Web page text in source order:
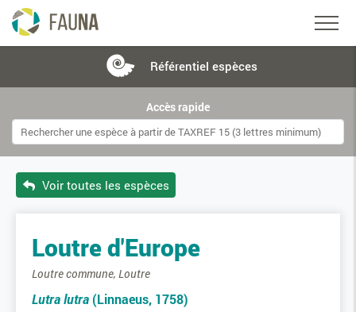
Référentiel espèces
Accès rapide
Voir toutes les espèces
Loutre d'Europe
Loutre commune, Loutre
Lutra lutra (Linnaeus, 1758)